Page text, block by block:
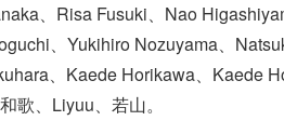
、Risa Fusuki、Nao
、Yukihiro Nozuyama、
、Kaede Horikawa、Kaede
歌、Liyuu、若山。